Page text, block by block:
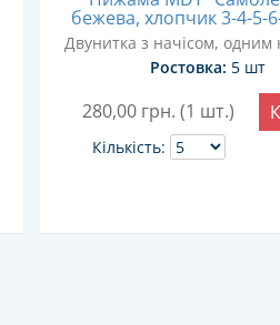
бежева, хлопчик 3-4-5-
Двунитка з начісом, одним
Ростовка: 5 шт
280,00 грн. (1 шт.)
Кількість: